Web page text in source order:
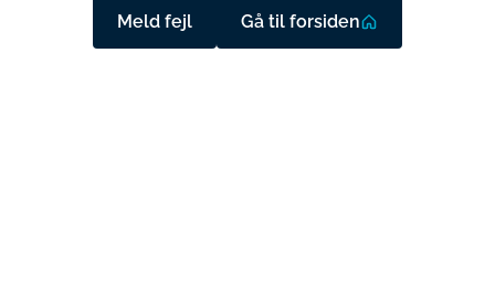
Meld fejl Gå til forsiden